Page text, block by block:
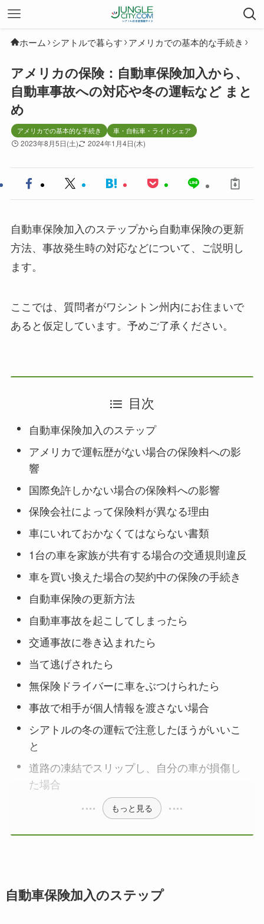
ホーム シアトルで暮らす アメリカでの基本的な手続き
アメリカの保険：自動車保険加入から、
自動車事故への対応や冬の運転など まと
め
アメリカでの基本的な手続き 車・自転車・ライドシェア
2023年8月5日(土) 2024年1月4日(木)
自動車保険加入のステップから自動車保険の更新
方法、事故発生時の対応などについて、ご説明し
ます。
ここでは、質問者がワシントン州内にお住まいで
あると仮定しています。予めご了承ください。
目次
自動車保険加入のステップ
アメリカで運転歴がない場合の保険料への影
響
国際免許しかない場合の保険料への影響
保険会社によって保険料が異なる理由
車にいれておかなくてはならない書類
1台の車を家族が共有する場合の交通規則違反
車を買い換えた場合の契約中の保険の手続き
自動車保険の更新方法
自動車事故を起こしてしまったら
交通事故に巻き込まれたら
当て逃げされたら
無保険ドライバーに車をぶつけられたら
事故で相手が個人情報を渡さない場合
シアトルの冬の運転で注意したほうがいいこ
と
道路の凍結でスリップし、自分の車が損傷し
た場合
もっと見る
自動車保険加入のステップ